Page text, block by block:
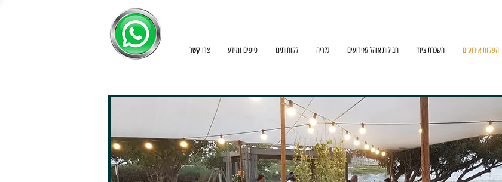
צרו קשר טיפים ומידע לקוחותינו גלריה חבילות אוהל לאירועים השכרת ציוד הפקות אירועים